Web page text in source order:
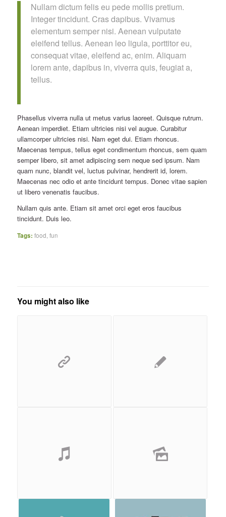
Nullam dictum felis eu pede mollis pretium.
Integer tincidunt. Cras dapibus. Vivamus
elementum semper nisi. Aenean vulputate
eleifend tellus. Aenean leo ligula, porttitor eu,
consequat vitae, eleifend ac, enim. Aliquam
lorem ante, dapibus in, viverra quis, feugiat a,
tellus.
Phasellus viverra nulla ut metus varius laoreet. Quisque rutrum.
Aenean imperdiet. Etiam ultricies nisi vel augue. Curabitur
ullamcorper ultricies nisi. Nam eget dui. Etiam rhoncus.
Maecenas tempus, tellus eget condimentum rhoncus, sem quam
semper libero, sit amet adipiscing sem neque sed ipsum. Nam
quam nunc, blandit vel, luctus pulvinar, hendrerit id, lorem.
Maecenas nec odio et ante tincidunt tempus. Donec vitae sapien
ut libero venenatis faucibus.
Nullam quis ante. Etiam sit amet orci eget eros faucibus
tincidunt. Duis leo.
Tags: food fun
You might also like